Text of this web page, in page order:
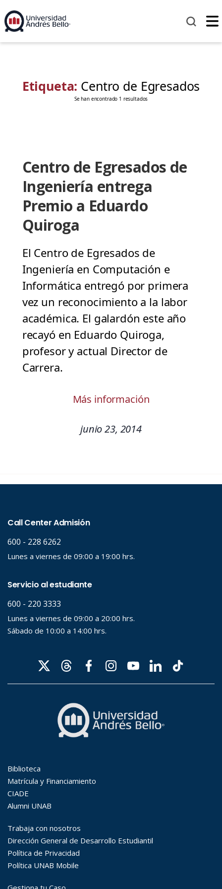
Etiqueta: Centro de Egresados
Se han encontrado 1 resultados
Centro de Egresados de
Ingeniería entrega
Premio a Eduardo
Quiroga
El Centro de Egresados de
Ingeniería en Computación e
Informática entregó por primera
vez un reconocimiento a la labor
académica. El galardón este año
recayó en Eduardo Quiroga,
profesor y actual Director de
Carrera.
Más información
junio 23, 2014